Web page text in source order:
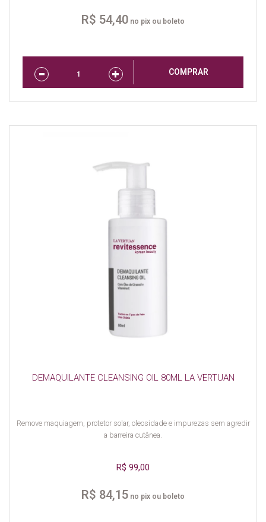
R$ 54,40 no pix ou boleto
COMPRAR
DEMAQUILANTE CLEANSING OIL 80ML LA VERTUAN
Remove maquiagem, protetor solar, oleosidade e impurezas sem agredir
a barreira cutânea.
R$ 99,00
R$ 84,15 no pix ou boleto